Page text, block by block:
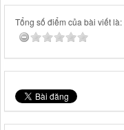
Tổng số điểm của bài viết